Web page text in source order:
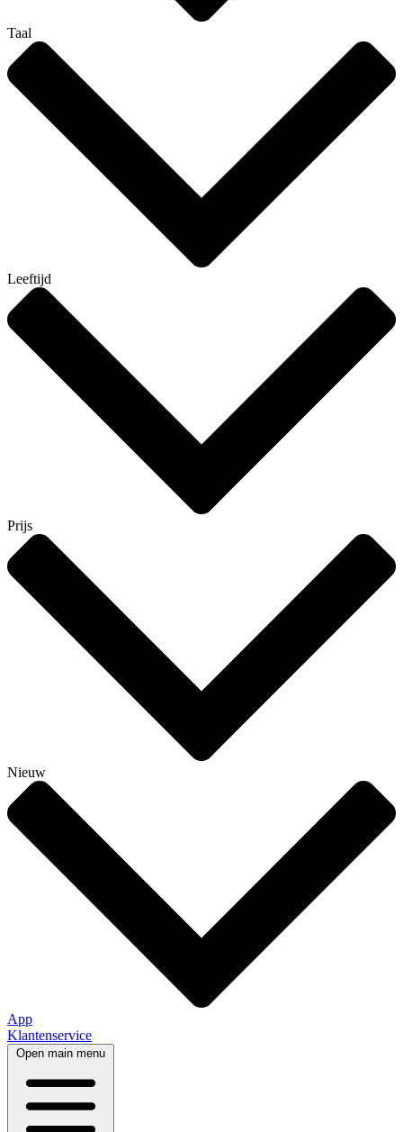
Taal
Leeftijd
Prijs
Nieuw
App
Klantenservice
Open main menu